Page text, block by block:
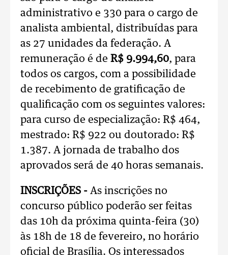
administrativo e 330 para o cargo de
analista ambiental, distribuídas para
as 27 unidades da federação. A
remuneração é de R$ 9.994,60, para
todos os cargos, com a possibilidade
de recebimento de gratificação de
qualificação com os seguintes valores:
para curso de especialização: R$ 464,
mestrado: R$ 922 ou doutorado: R$
1.387. A jornada de trabalho dos
aprovados será de 40 horas semanais.
INSCRIÇÕES - As inscrições no
concurso público poderão ser feitas
das 10h da próxima quinta-feira (30)
às 18h de 18 de fevereiro, no horário
oficial de Brasília. Os interessados